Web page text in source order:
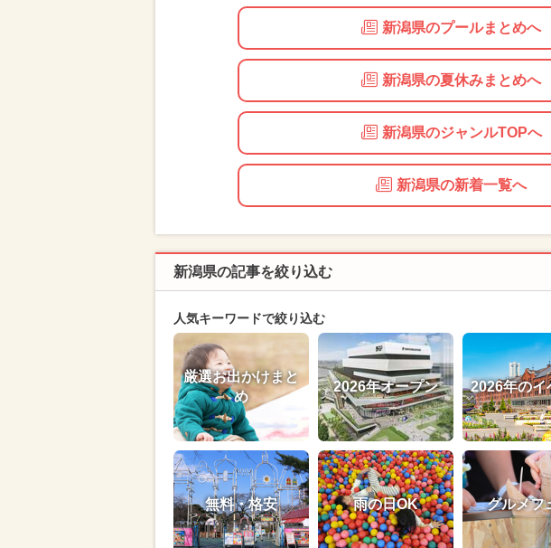
新潟県のプールまとめへ
新潟県の夏休みまとめへ
新潟県のジャンルTOPへ
新潟県の新着一覧へ
新潟県の記事を絞り込む
人気キーワードで絞り込む
厳選お出かけまと
め
2026年オープン 2026年のイ
無料・格安 雨の日OK グルメフ